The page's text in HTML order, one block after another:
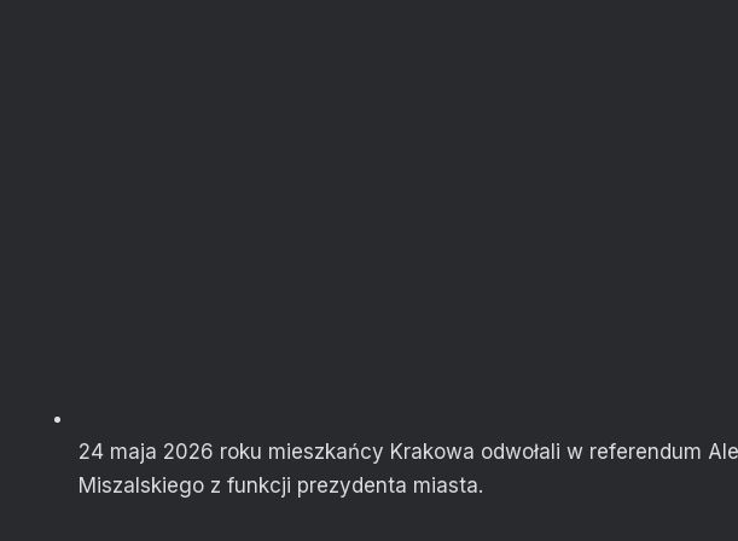
24 maja 2026 roku mieszkańcy Krakowa odwołali w referendum
Miszalskiego z funkcji prezydenta miasta.